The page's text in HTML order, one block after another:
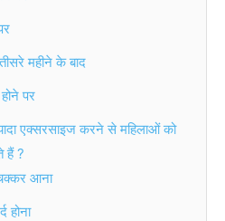
महीने के बाद
पर
एक्सरसाइज करने से महिलाओं को
हैं ?
आना
होना